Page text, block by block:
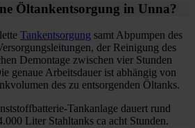
Öltankentsorgung in Unna?
Tankentsorgung samt Abpumpen des
der Reinigung des
Demontage zwischen vier Stunden
genaue Arbeitsdauer ist abhängig von
des zu entsorgenden Öltanks.
Tankanlage dauert rund
Liter Stahltanks ca acht Stunden.